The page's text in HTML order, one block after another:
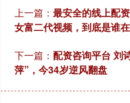
上一篇： 最安全的线上配
女富二代视频，到底是谁
下一篇： 配资咨询平台 刘
萍”，今34岁逆风翻盘
创业板指